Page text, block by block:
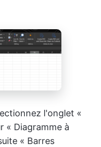
l'onglet «
« Diagramme à
« Barres